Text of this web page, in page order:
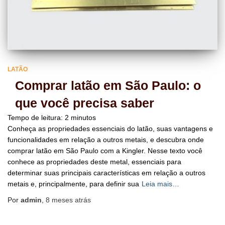
LATÃO
Comprar latão em São Paulo: o
que você precisa saber
Tempo de leitura: 2 minutos
Conheça as propriedades essenciais do latão, suas vantagens e
funcionalidades em relação a outros metais, e descubra onde
comprar latão em São Paulo com a Kingler. Nesse texto você
conhece as propriedades deste metal, essenciais para
determinar suas principais características em relação a outros
metais e, principalmente, para definir sua Leia mais…
Por admin 8 meses atrás